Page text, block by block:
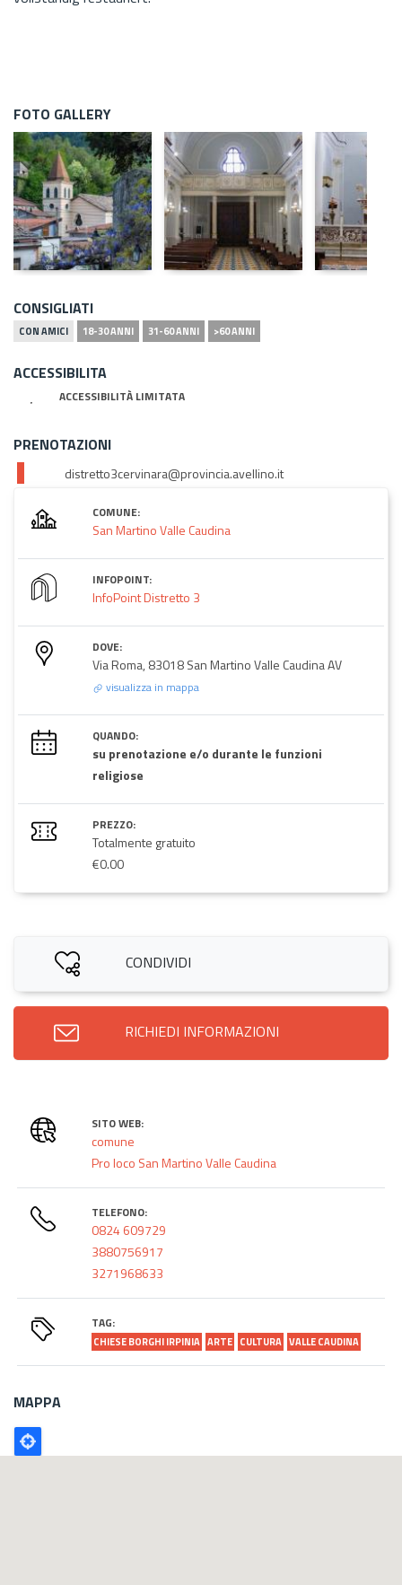
FOTO GALLERY
CONSIGLIATI
CON AMICI 18-30 ANNI 31-60 ANNI >60 ANNI
ACCESSIBILITA
ACCESSIBILITÀ LIMITATA
PRENOTAZIONI
distretto3cervinara@provincia.avellino.it
COMUNE:
San Martino Valle Caudina
INFOPOINT:
InfoPoint Distretto 3
DOVE:
Via Roma, 83018 San Martino Valle Caudina AV
visualizza in mappa
QUANDO:
su prenotazione e/o durante le funzioni
religiose
PREZZO:
Totalmente gratuito
€0.00
CONDIVIDI
RICHIEDI INFORMAZIONI
SITO WEB:
comune
Pro loco San Martino Valle Caudina
TELEFONO:
0824 609729
3880756917
3271968633
TAG:
CHIESE BORGHI IRPINIA ARTE CULTURA VALLE CAUDINA
MAPPA
Poligono
GEO